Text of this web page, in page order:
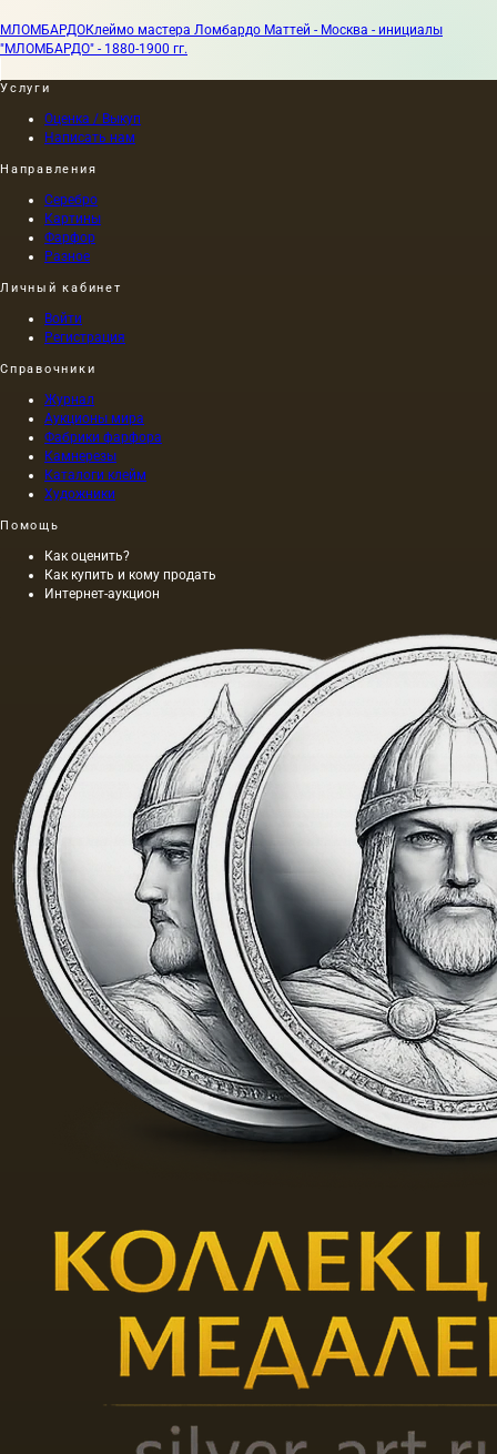
МЛОМБАРДОКлеймо мастера Ломбардо Маттей - Москва - инициалы
"МЛОМБАРДО" - 1880-1900 гг.
Услуги
Оценка / Выкуп
Написать нам
Направления
Серебро
Картины
Фарфор
Разное
Личный кабинет
Войти
Регистрация
Справочники
Журнал
Аукционы мира
Фабрики фарфора
Камнерезы
Каталоги клейм
Художники
Помощь
Как оценить?
Как купить и кому продать
Интернет-аукцион